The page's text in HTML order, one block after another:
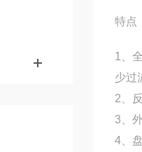
特点
1、
少过
2、
3、
4、